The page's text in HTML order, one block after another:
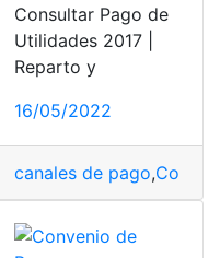
pago
Consultar Pago de
Utilidades 2017 |
Reparto y
16/05/2022
canales de pago,